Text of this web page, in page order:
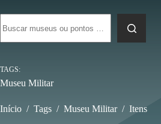
resultados
TAGS
Museu Militar
Início / Tags / Museu Militar / Itens